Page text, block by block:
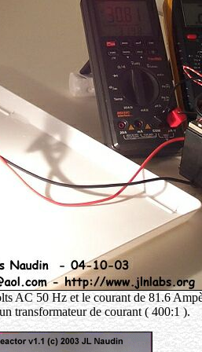
AC 50 Hz et le courant de 81.6
transformateur de courant ( 400:1 ).